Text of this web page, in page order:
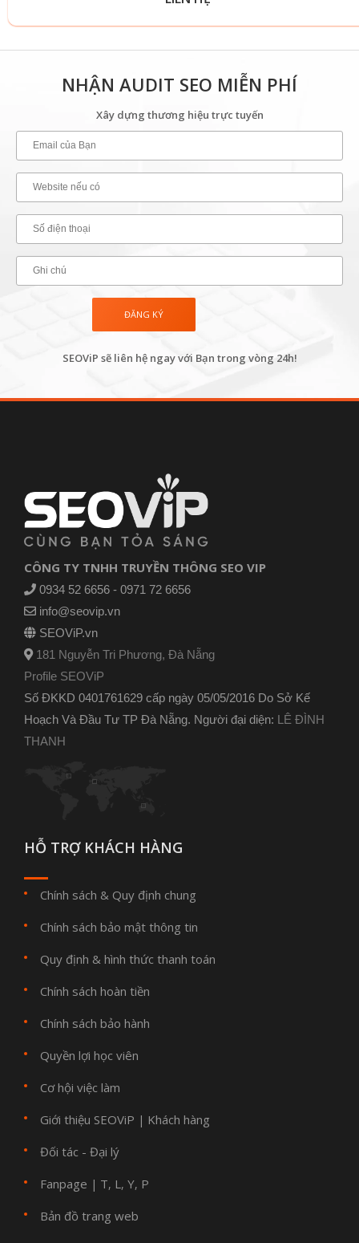
NHẬN AUDIT SEO MIỄN PHÍ
Xây dựng thương hiệu trực tuyến
SEOViP sẽ liên hệ ngay với Bạn trong vòng 24h!
CÔNG TY TNHH TRUYỀN THÔNG SEO VIP
0934 52 6656 - 0971 72 6656
info@seovip.vn
SEOViP.vn
181 Nguyễn Tri Phương, Đà Nẵng
Profile SEOViP
Số ĐKKD 0401761629 cấp ngày 05/05/2016 Do Sở Kế
Hoạch Và Đầu Tư TP Đà Nẵng. Người đại diện: LÊ ĐÌNH
THANH
HỖ TRỢ KHÁCH HÀNG
Chính sách & Quy định chung
Chính sách bảo mật thông tin
Quy định & hình thức thanh toán
Chính sách hoàn tiền
Chính sách bảo hành
Quyền lợi học viên
Cơ hội việc làm
Giới thiệu SEOViP | Khách hàng
Đối tác - Đại lý
Fanpage | T, L, Y, P
Bản đồ trang web